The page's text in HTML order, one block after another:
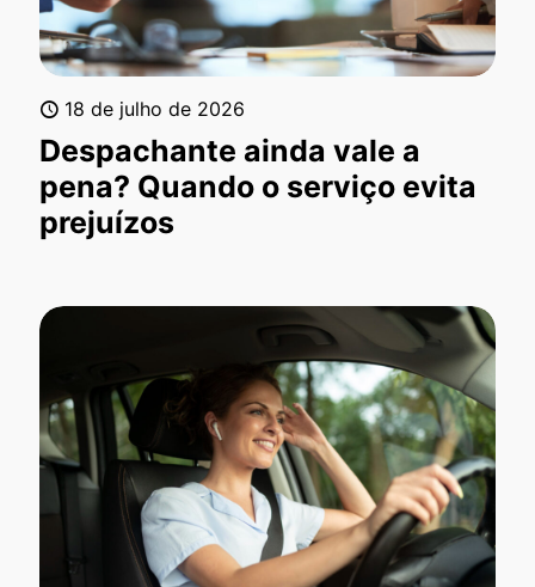
18 de julho de 2026
Despachante ainda vale a
pena? Quando o serviço evita
prejuízos